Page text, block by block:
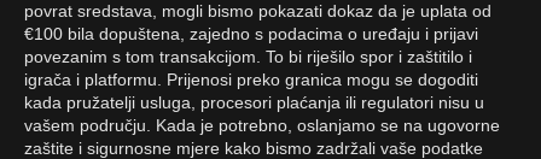
povrat sredstava, mogli bismo pokazati dokaz da je uplata od
€100 bila dopuštena, zajedno s podacima o uređaju i prijavi
povezanim s tom transakcijom. To bi riješilo spor i zaštitilo i
igrača i platformu. Prijenosi preko granica mogu se dogoditi
kada pružatelji usluga, procesori plaćanja ili regulatori nisu u
vašem području. Kada je potrebno, oslanjamo se na ugovorne
zaštite i sigurnosne mjere kako bismo zadržali vaše podatke